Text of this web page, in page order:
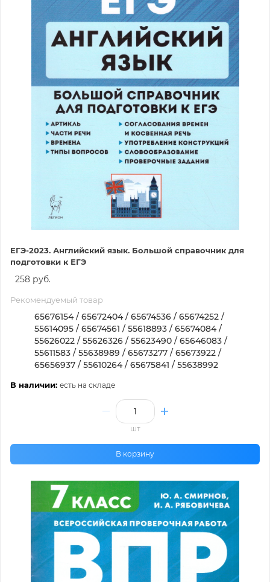
ЕГЭ-2023. Английский язык. Большой справочник для
подготовки к ЕГЭ
258 руб.
Рекомендуемый товар
65676154 / 65672404 / 65674536 / 65674252 /
55614095 / 65674561 / 55618893 / 65674084 /
55626022 / 55626326 / 55623490 / 65646083 /
55611583 / 55638989 / 65673277 / 65673922 /
65656937 / 55610264 / 65675841 / 55638992
В наличии: есть на складе
шт
В корзину